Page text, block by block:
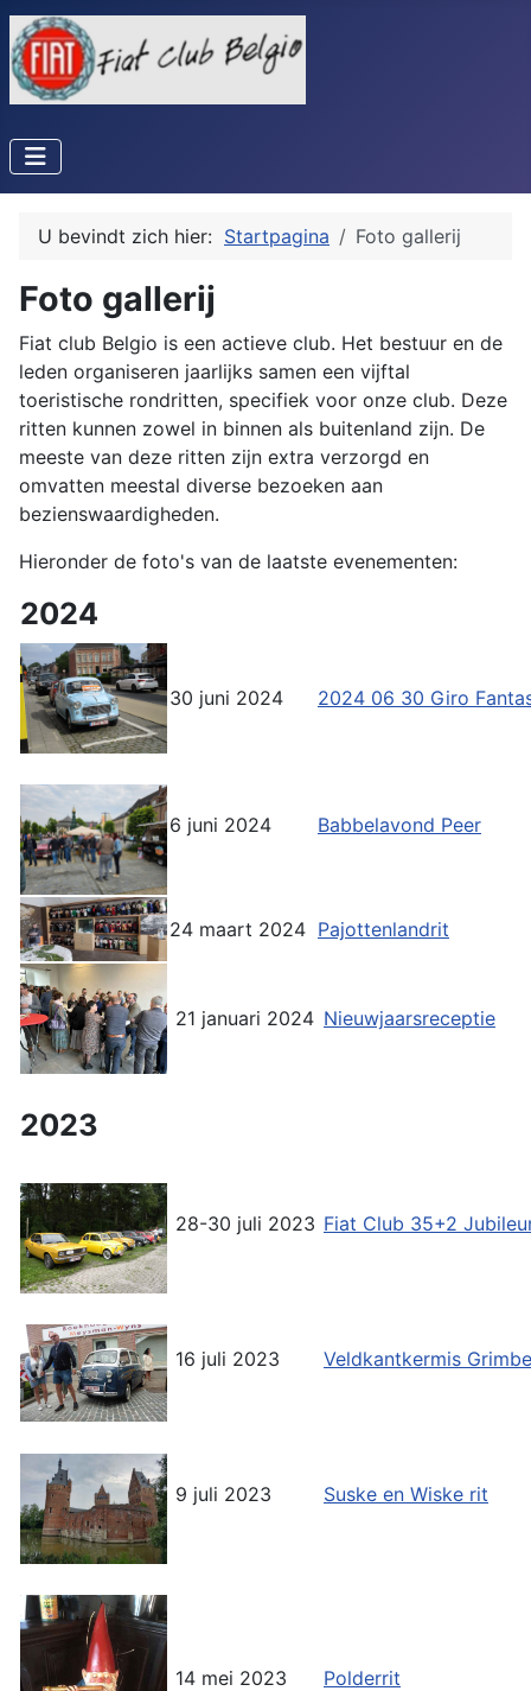
U bevindt zich hier: Startpagina Foto gallerij
Foto gallerij
Fiat club Belgio is een actieve club. Het bestuur en de
leden organiseren jaarlijks samen een vijftal
toeristische rondritten, specifiek voor onze club. Deze
ritten kunnen zowel in binnen als buitenland zijn. De
meeste van deze ritten zijn extra verzorgd en
omvatten meestal diverse bezoeken aan
bezienswaardigheden.
Hieronder de foto's van de laatste evenementen:
2024
30 juni 2024 2024 06 30 Giro
6 juni 2024 Babbelavond Peer
24 maart 2024 Pajottenlandrit
21 januari 2024 Nieuwjaarsreceptie
2023
28-30 juli 2023 Fiat Club 35+2
16 juli 2023 Veldkantkermis
9 juli 2023 Suske en Wiske rit
14 mei 2023 Polderrit